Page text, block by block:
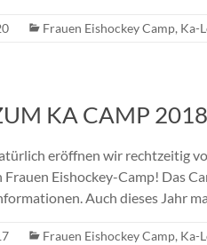
Frauen Eishockey Camp, Ka-
KA CAMP
eröffnen wir rechtzeitig
Eishockey-Camp! Das
Auch dieses Jahr
Frauen Eishockey Camp, Ka-